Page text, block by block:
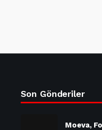
Son Gönderiler
Moeva,